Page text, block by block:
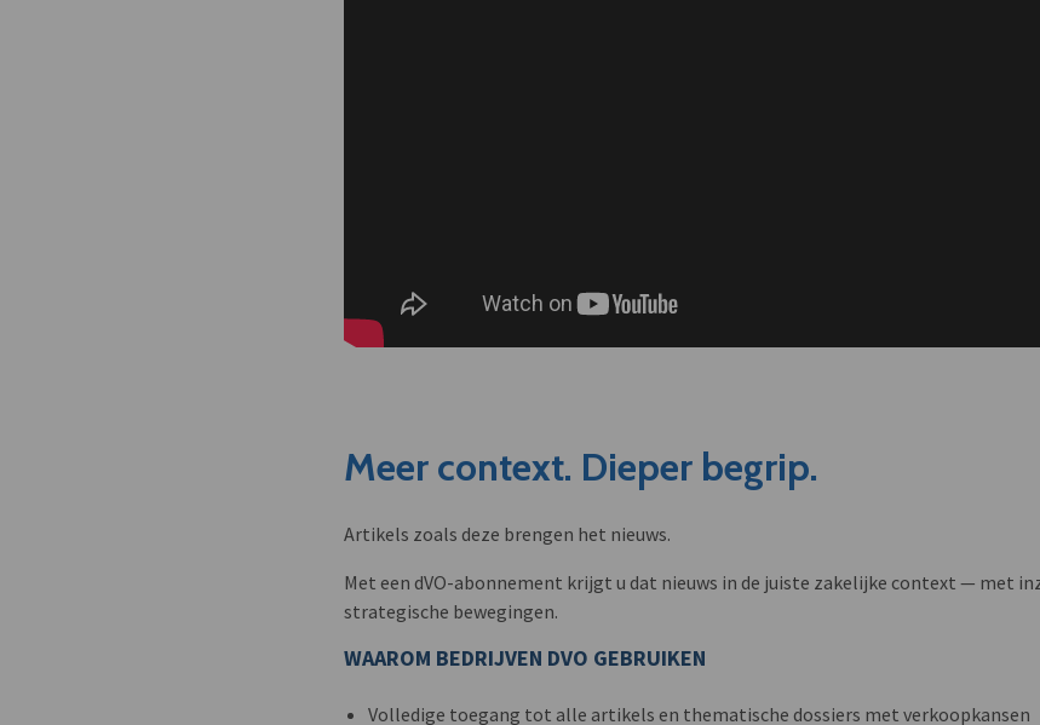
Meer context. Dieper begrip.
Artikels zoals deze brengen het nieuws.
Met een dVO-abonnement krijgt u dat nieuws in de juiste zakelijke context — met
strategische bewegingen.
WAAROM BEDRIJVEN DVO GEBRUIKEN
Volledige toegang tot alle artikels en thematische dossiers met verkoopkansen